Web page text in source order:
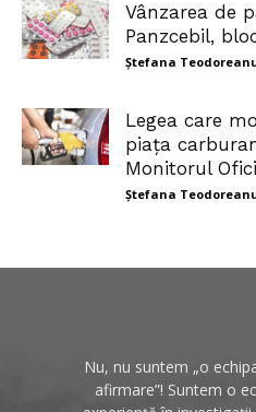
Vânzarea de
Panzcebil,
Ștefana
Legea care
piața
Monitorul
Ștefana
Nu, nu suntem „o
afirmare”! Suntem o